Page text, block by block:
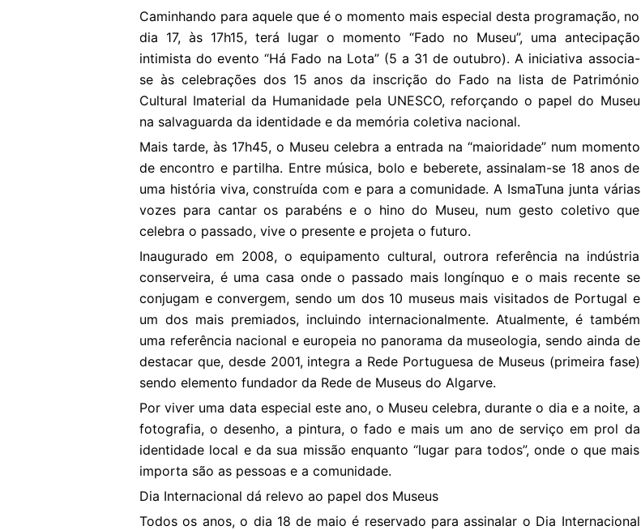
Caminhando para aquele que é o momento mais especial desta programação, no
dia 17, às 17h15, terá lugar o momento “Fado no Museu”, uma antecipação
intimista do evento “Há Fado na Lota” (5 a 31 de outubro). A iniciativa associa-
se às celebrações dos 15 anos da inscrição do Fado na lista de Património
Cultural Imaterial da Humanidade pela UNESCO, reforçando o papel do Museu
na salvaguarda da identidade e da memória coletiva nacional.
Mais tarde, às 17h45, o Museu celebra a entrada na “maioridade” num momento
de encontro e partilha. Entre música, bolo e beberete, assinalam-se 18 anos de
uma história viva, construída com e para a comunidade. A IsmaTuna junta várias
vozes para cantar os parabéns e o hino do Museu, num gesto coletivo que
celebra o passado, vive o presente e projeta o futuro.
Inaugurado em 2008, o equipamento cultural, outrora referência na indústria
conserveira, é uma casa onde o passado mais longínquo e o mais recente se
conjugam e convergem, sendo um dos 10 museus mais visitados de Portugal e
um dos mais premiados, incluindo internacionalmente. Atualmente, é também
uma referência nacional e europeia no panorama da museologia, sendo ainda de
destacar que, desde 2001, integra a Rede Portuguesa de Museus (primeira fase)
sendo elemento fundador da Rede de Museus do Algarve.
Por viver uma data especial este ano, o Museu celebra, durante o dia e a noite, a
fotografia, o desenho, a pintura, o fado e mais um ano de serviço em prol da
identidade local e da sua missão enquanto “lugar para todos”, onde o que mais
importa são as pessoas e a comunidade.
Dia Internacional dá relevo ao papel dos Museus
Todos os anos, o dia 18 de maio é reservado para assinalar o Dia Internacional